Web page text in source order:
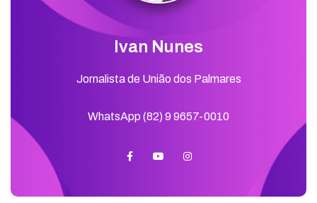
Ivan Nunes
Jornalista de União dos Palmares
WhatsApp (82) 9 9657-0010